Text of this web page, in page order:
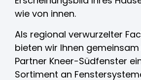
wie von innen.
Als regional verwurzelter
bieten wir Ihnen
Partner Kneer-Südfenster
Sortiment an